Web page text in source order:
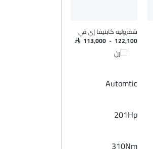
شفروليه كابتيفا إي في
SAR 113,000 - 122,100
قارن
Automtic
201Hp
310Nm